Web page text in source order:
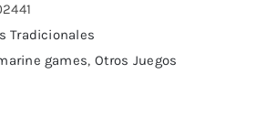
Tradicionales
games, Otros Juegos